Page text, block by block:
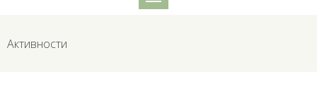
Активности